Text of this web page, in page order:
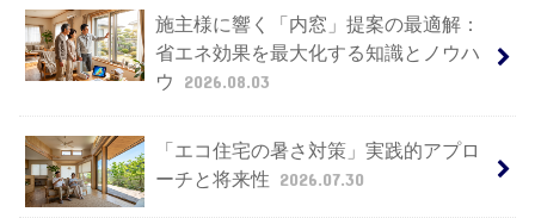
施主様に響く「内窓」提案の最適解：
省エネ効果を最大化する知識とノウハ
ウ
2026.08.03
「エコ住宅の暑さ対策」実践的アプロ
ーチと将来性 2026.07.30